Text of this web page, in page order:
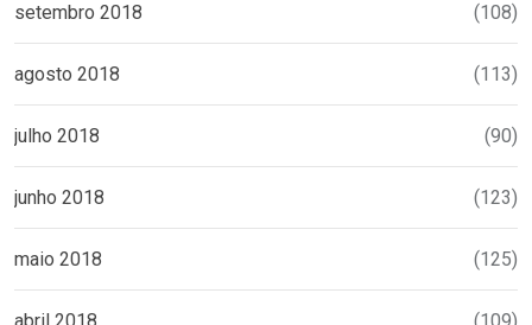
setembro 2018 (108)
agosto 2018 (113)
julho 2018 (90)
junho 2018 (123)
maio 2018 (125)